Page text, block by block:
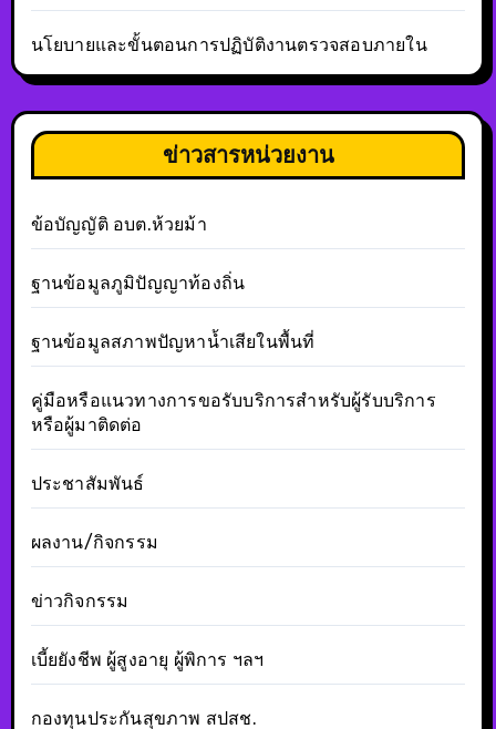
นโยบายและขั้นตอนการปฏิบัติงานตรวจสอบภายใน
ข่าวสารหน่วยงาน
ข้อบัญญัติ อบต.ห้วยม้า
ฐานข้อมูลภูมิปัญญาท้องถิ่น
ฐานข้อมูลสภาพปัญหาน้ำเสียในพื้นที่
คู่มือหรือแนวทางการขอรับบริการสำหรับผู้รับบริการ
หรือผู้มาติดต่อ
ประชาสัมพันธ์
ผลงาน/กิจกรรม
ข่าวกิจกรรม
เบี้ยยังชีพ ผู้สูงอายุ ผู้พิการ ฯลฯ
กองทุนประกันสุขภาพ สปสช.